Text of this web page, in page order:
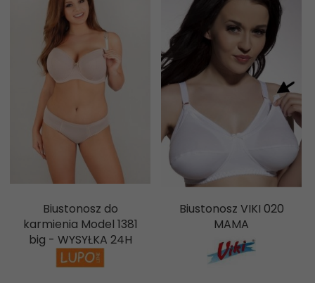
Biustonosz do
karmienia Model 1381
big - WYSYŁKA 24H
Biustonosz VIKI 020
MAMA